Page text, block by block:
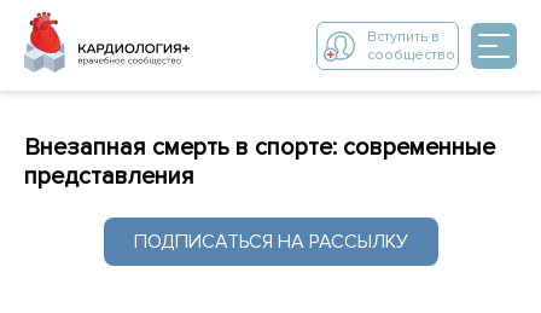
Вступить в
сообщество
Внезапная смерть в спорте: современные
представления
ПОДПИСАТЬСЯ НА РАССЫЛКУ